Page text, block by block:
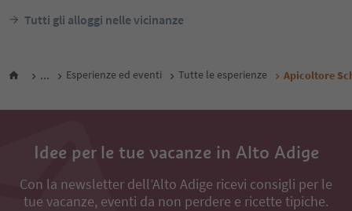
Tutti gli alloggi nelle vicinanze
... Esperienze ed eventi Tutte le esperienze Apicoltore
Idee per le tue vacanze in Alto Adige
Con la newsletter dell’Alto Adige ricevi consigli per le
tue vacanze, eventi da non perdere e ricette tipiche.